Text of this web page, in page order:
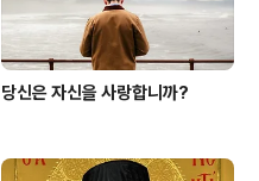
당신은 자신을 사랑합니까?